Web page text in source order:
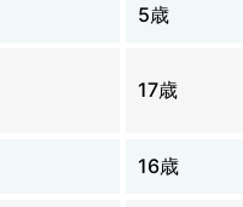
5歳
17歳
16歳